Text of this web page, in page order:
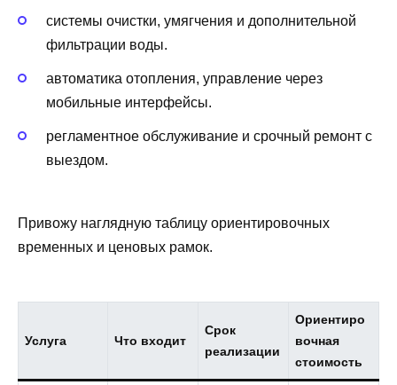
системы очистки, умягчения и дополнительной
фильтрации воды.
автоматика отопления, управление через
мобильные интерфейсы.
регламентное обслуживание и срочный ремонт с
выездом.
Привожу наглядную таблицу ориентировочных
временных и ценовых рамок.
Услуга Что входит
Срок
реализации
Ориентиро
вочная
стоимость